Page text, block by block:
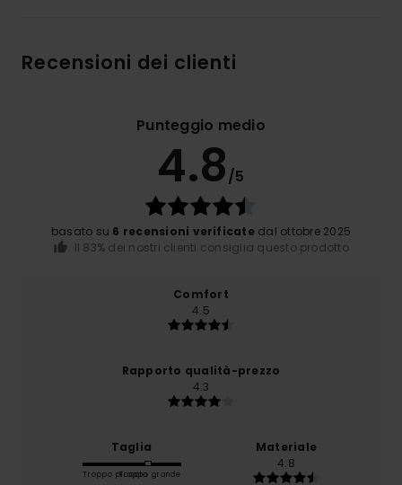
Recensioni dei clienti
Punteggio medio
4.8/5
basato su 6 recensioni verificatedal ottobre 2025
Il 83% dei nostri clienti consiglia questo prodotto
Comfort
4.5
Rapporto qualità-prezzo
4.3
Taglia
Troppo piccoloTroppo grande
Materiale
4.8